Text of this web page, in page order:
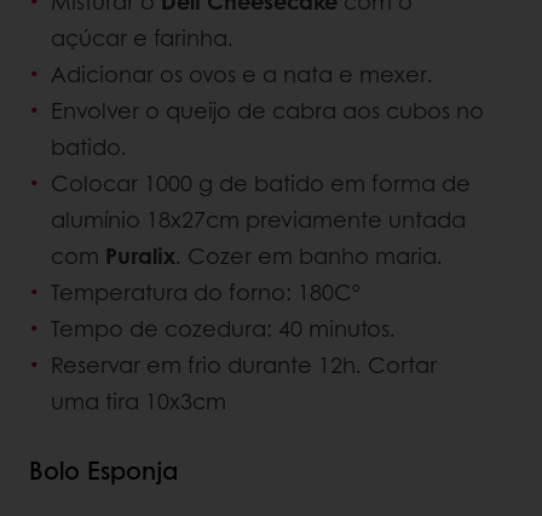
açúcar e farinha.
Adicionar os ovos e a nata e mexer.
Envolver o queijo de cabra aos cubos no
batido.
Colocar 1000 g de batido em forma de
alumínio 18x27cm previamente untada
com Puralix. Cozer em banho maria.
Temperatura do forno: 180Cº
Tempo de cozedura: 40 minutos.
Reservar em frio durante 12h. Cortar
uma tira 10x3cm
Bolo Esponja